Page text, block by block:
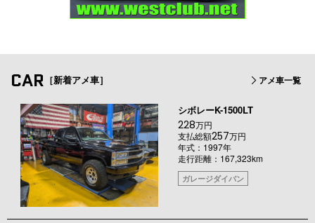
CAR ［新着アメ車］ アメ車一覧
シボレーK-1500LT
228万円
支払総額257万円
年式：1997年
走行距離：167,323km
ガレージダイバン